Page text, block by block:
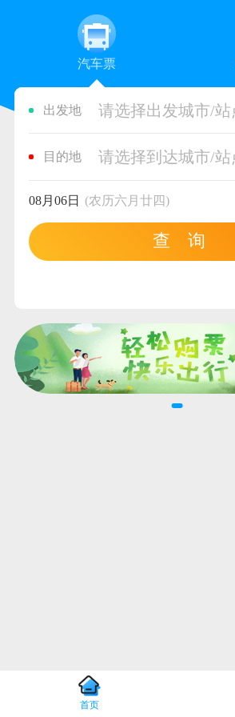
汽车票
出发地 请选择出发城市/站
目的地 请选择到达城市/站
08月06日 (农历六月廿四)
查 询
首页